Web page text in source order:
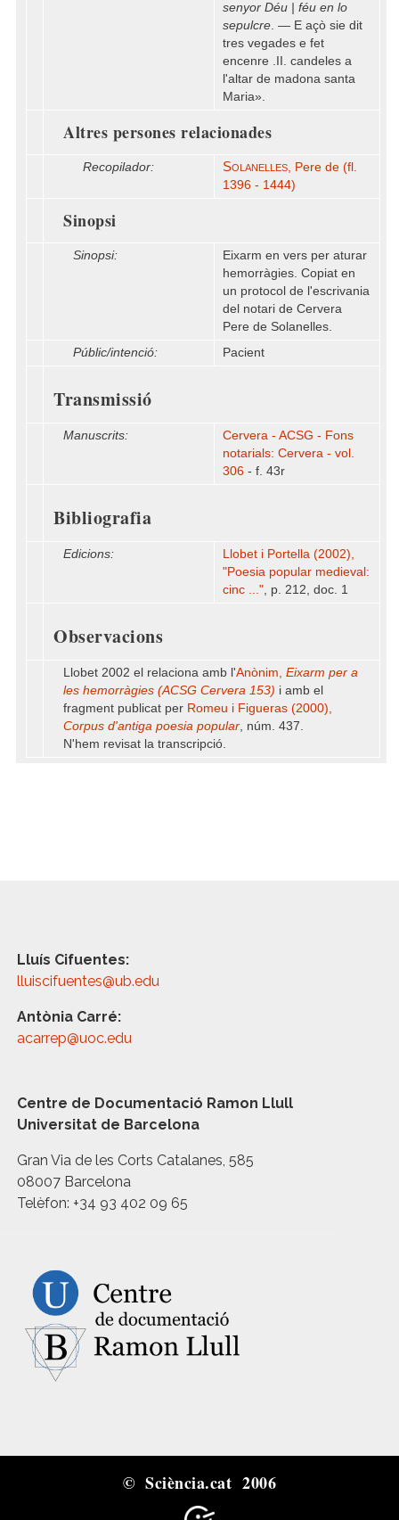
senyor Déu | féu en lo
sepulcre. — E açò sie dit
tres vegades e fet
encenre .II. candeles a
l'altar de madona santa
Maria».
Altres persones relacionades
Recopilador: Solanelles, Pere de (fl.
1396 - 1444)
Sinopsi
Sinopsi:
Eixarm en vers per aturar
hemorràgies. Copiat en
un protocol de l'escrivania
del notari de Cervera
Pere de Solanelles.
Públic/intenció:
Pacient
Transmissió
Manuscrits:
Cervera - ACSG - Fons
notarials: Cervera - vol.
306 - f. 43r
Bibliografia
Edicions:
Llobet i Portella (2002),
"Poesia popular medieval:
cinc ...", p. 212, doc. 1
Observacions
Llobet 2002 el relaciona amb l'Anònim, Eixarm per a
les hemorràgies (ACSG Cervera 153) i amb el
fragment publicat per Romeu i Figueras (2000),
Corpus d'antiga poesia popular, núm. 437.
N'hem revisat la transcripció.
Lluís Cifuentes:
lluiscifuentes@ub.edu
Antònia Carré:
acarrep@uoc.edu
Centre de Documentació Ramon Llull
Universitat de Barcelona
Gran Via de les Corts Catalanes, 585
08007 Barcelona
Telèfon: +34 93 402 09 65
© Sciència.cat 2006